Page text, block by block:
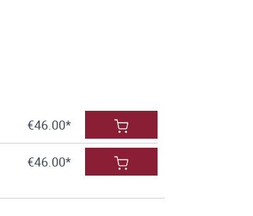
€46.00*
€46.00*